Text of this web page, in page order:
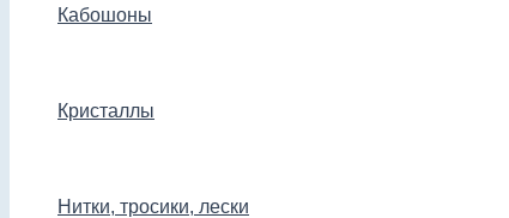
Кабошоны
Кристаллы
Нитки, тросики, лески